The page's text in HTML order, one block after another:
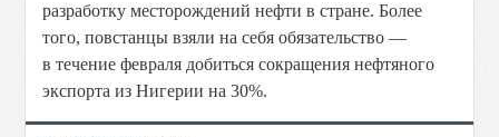
разработку месторождений нефти в стране. Более
того, повстанцы взяли на себя обязательство —
в течение февраля добиться сокращения нефтяного
экспорта из Нигерии на 30%.